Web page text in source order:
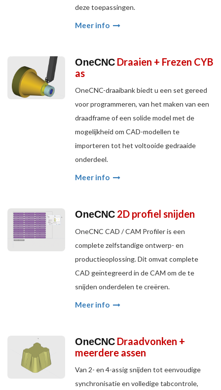
deze toepassingen.
Meer info
OneCNC Draaien + Frezen CYB
as
OneCNC-draaibank biedt u een set gereed
voor programmeren, van het maken van een
draadframe of een solide model met de
mogelijkheid om CAD-modellen te
importeren tot het voltooide gedraaide
onderdeel.
Meer info
OneCNC 2D profiel snijden
OneCNC CAD / CAM Profiler is een
complete zelfstandige ontwerp- en
productieoplossing. Dit omvat complete
CAD geïntegreerd in de CAM om de te
snijden onderdelen te creëren.
Meer info
OneCNC Draadvonken +
meerdere assen
Van 2- en 4-assig snijden tot eenvoudige
synchronisatie en volledige tabcontrole,